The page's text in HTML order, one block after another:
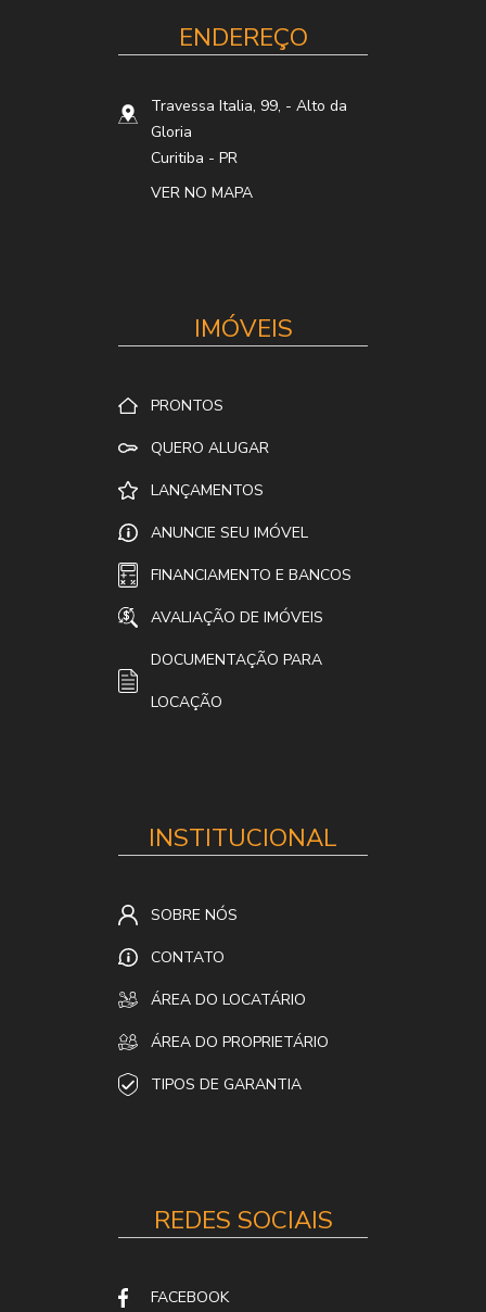
ENDEREÇO
Travessa Italia, 99, - Alto da
Gloria
Curitiba - PR
VER NO MAPA
IMÓVEIS
PRONTOS
QUERO ALUGAR
LANÇAMENTOS
ANUNCIE SEU IMÓVEL
FINANCIAMENTO E BANCOS
AVALIAÇÃO DE IMÓVEIS
DOCUMENTAÇÃO PARA
LOCAÇÃO
INSTITUCIONAL
SOBRE NÓS
CONTATO
ÁREA DO LOCATÁRIO
ÁREA DO PROPRIETÁRIO
TIPOS DE GARANTIA
REDES SOCIAIS
FACEBOOK